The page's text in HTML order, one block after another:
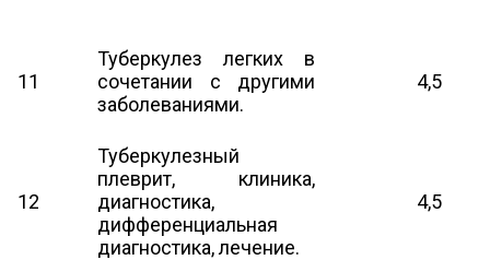
11
Туберкулез легких в
сочетании с другими
заболеваниями.
4,5
12
Туберкулезный
плеврит, клиника,
диагностика,
дифференциальная
диагностика, лечение.
4,5